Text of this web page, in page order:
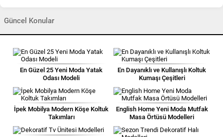
Güncel Konular
En Güzel 25 Yeni Moda Yatak
Odası Modeli
En Dayanıklı ve Kullanışlı Koltuk
Kumaşı Çeşitleri
İpek Mobilya Modern Köşe Koltuk
Takımları
English Home Yeni Moda Mutfak
Masa Örtüsü Modelleri